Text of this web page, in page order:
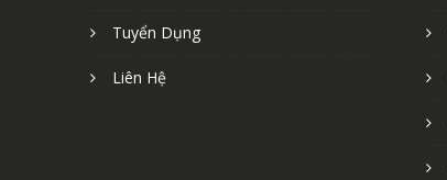
Tuyển Dụng
Liên Hệ